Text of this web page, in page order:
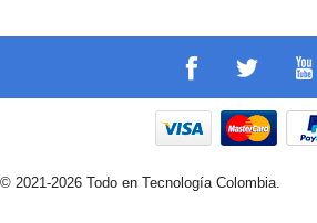
© 2021-2026 Todo en Tecnología Colombia.